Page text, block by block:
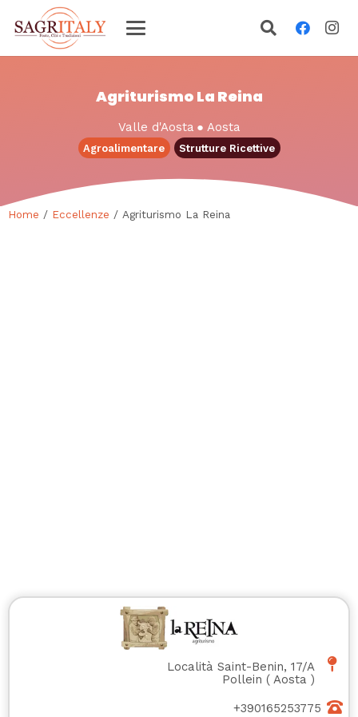
Agriturismo La Reina
Valle d'Aosta ● Aosta
Agroalimentare Strutture Ricettive
Home / Eccellenze / Agriturismo La Reina
Località Saint-Benin, 17/A
Pollein ( Aosta )
+390165253775